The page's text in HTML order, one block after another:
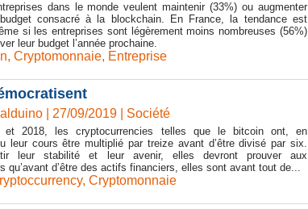
dans le monde veulent maintenir (33%) ou augmenter
consacré à la blockchain. En France, la tendance est
si les entreprises sont légèrement moins nombreuses (56%)
leur budget l’année prochaine.
, Cryptomonnaie, Entreprise
| 27/09/2019 Société
et 2018, les cryptocurrencies telles que le bitcoin ont, en
leur cours être multiplié par treize avant d’être divisé par six.
leur stabilité et leur avenir, elles devront prouver aux
qu’avant d’être des actifs financiers, elles sont avant tout de...
, Cryptomonnaie